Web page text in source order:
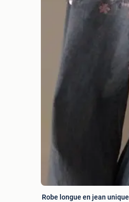
Robe longue en jean unique